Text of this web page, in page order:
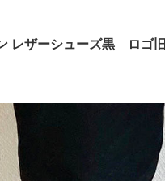
レザーシューズ黒 ロゴ